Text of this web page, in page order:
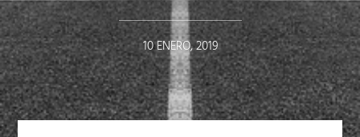
10 ENERO, 2019